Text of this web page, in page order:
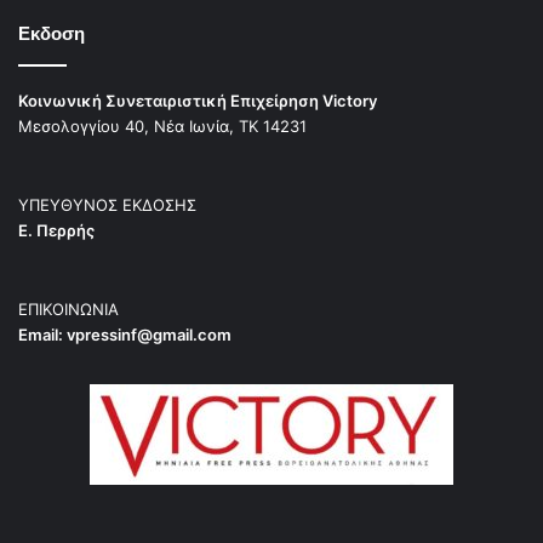
Εκδοση
Κοινωνική Συνεταιριστική Επιχείρηση Victory
Μεσολογγίου 40, Νέα Ιωνία, ΤΚ 14231
ΥΠΕΥΘΥΝΟΣ ΕΚΔΟΣΗΣ
Ε. Περρής
ΕΠΙΚΟΙΝΩΝΙΑ
Email: vpressinf@gmail.com